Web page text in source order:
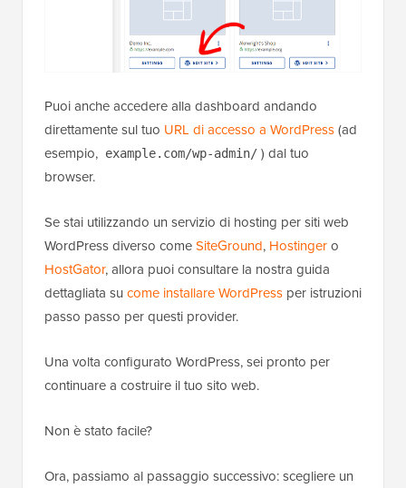
Puoi anche accedere alla dashboard andando
direttamente sul tuo URL di accesso a WordPress(ad
esempio, example.com/wp-admin/ ) dal tuo
browser.
Se stai utilizzando un servizio di hosting per siti web
WordPress diverso comeSiteGround, Hostingero
HostGator, allora puoi consultare la nostra guida
dettagliata su come installare WordPress per istruzioni
passo passo per questi provider.
Una volta configurato WordPress, sei pronto per
continuare a costruire il tuo sito web.
Non è stato facile?
Ora, passiamo al passaggio successivo: scegliere un